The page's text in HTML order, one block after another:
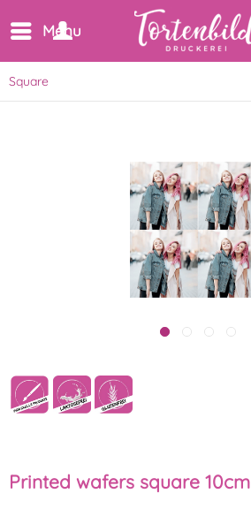
Menu
Square
Printed wafers square